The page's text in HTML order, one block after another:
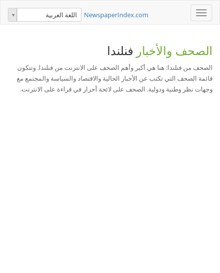
Toggle
navigation
NewspaperIndex.com اللغة العربية
الصحف والأخبار فنلندا
الصحف من فنلندا: هنا هي أكبر وأهم الصحف على الانترنت من فنلندا. وتتكون
قائمة الصحف التي تكتب عن الأخبار الحالية والاقتصاد والسياسة والمجتمع مع
وجهات نظر وطنية ودولية. الصحف على لائحة أحرار في قراءة على الانترنت.